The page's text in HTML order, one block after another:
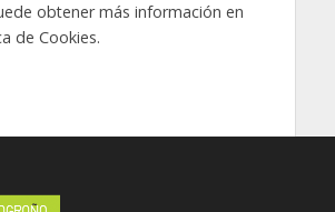
obtener más información en
de Cookies.